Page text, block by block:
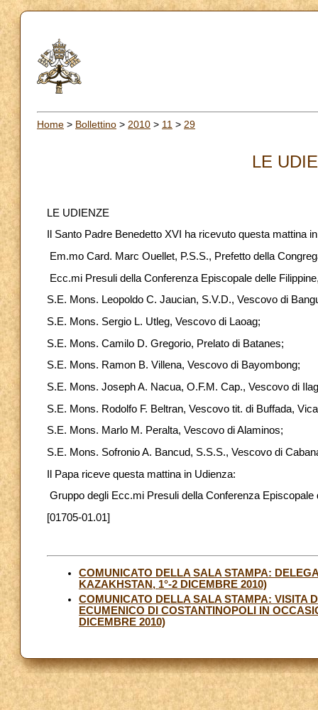
Home > Bollettino > 2010 > 11 > 29
LE
LE UDIENZE
Il Santo Padre Benedetto XVI ha ricevuto questa mattina
Em.mo Card. Marc Ouellet, P.S.S., Prefetto della
Ecc.mi Presuli della Conferenza Episcopale delle
S.E. Mons. Leopoldo C. Jaucian, S.V.D., Vescovo di
S.E. Mons. Sergio L. Utleg, Vescovo di Laoag;
S.E. Mons. Camilo D. Gregorio, Prelato di Batanes;
S.E. Mons. Ramon B. Villena, Vescovo di Bayombong;
S.E. Mons. Joseph A. Nacua, O.F.M. Cap., Vescovo di
S.E. Mons. Rodolfo F. Beltran, Vescovo tit. di Buffada,
S.E. Mons. Marlo M. Peralta, Vescovo di Alaminos;
S.E. Mons. Sofronio A. Bancud, S.S.S., Vescovo di
Il Papa riceve questa mattina in Udienza:
Gruppo degli Ecc.mi Presuli della Conferenza
[01705-01.01]
COMUNICATO DELLA SALA STAMPA:
KAZAKHSTAN, 1°-2 DICEMBRE 2010)
COMUNICATO DELLA SALA STAMPA: VISITA
ECUMENICO DI COSTANTINOPOLI IN
DICEMBRE 2010)